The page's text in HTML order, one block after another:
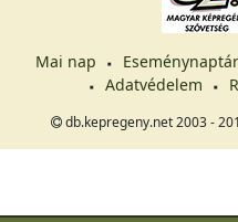
Mai nap Eseménynaptár
Adatvédelem
db.kepregeny.net 2003 -